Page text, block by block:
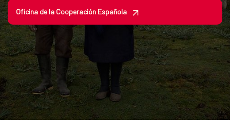
Oficina de la Cooperación Española